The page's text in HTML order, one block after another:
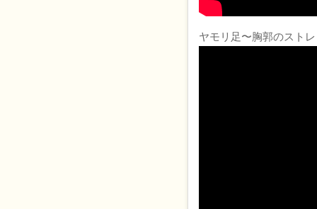
ヤモリ足〜胸郭のスト